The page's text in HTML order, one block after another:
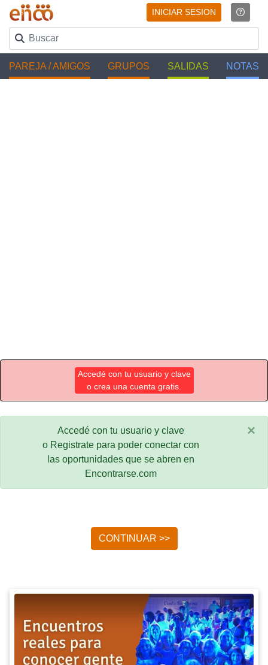
INICIAR SESION
PAREJA / AMIGOS GRUPOS SALIDAS NOTAS
Accedé con tu usuario y clave
o crea una cuenta gratis.
Accedé con tu usuario y clave
o Registrate para poder conectar con
las oportunidades que se abren en
Encontrarse.com
×
CONTINUAR >>